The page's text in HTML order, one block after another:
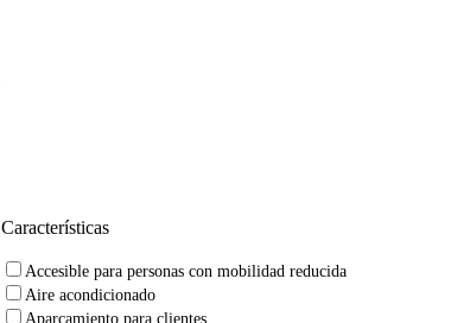
Características
Accesible para personas con mobilidad reducida
Aire acondicionado
Aparcamiento para clientes